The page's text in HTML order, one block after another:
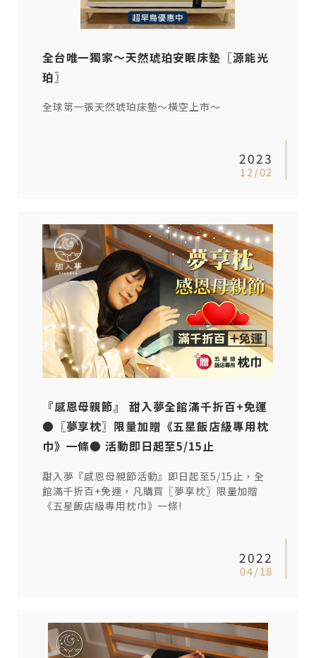
全台唯一獨家〜天然琥珀安眠床墊〖源能光
珀〗
全球第一張天然琥珀床墊〜橫空上市〜
2023
12/02
『感恩母親節』 甜入夢全館滿千折百+免運
●〖夢享枕〗限量加贈《五星飯店級專用枕
巾》一條● 活動即日起至5/15止
甜入夢『感恩母親節活動』即日起至5/15止，全
館滿千折百+免運，凡購買〖夢享枕〗限量加贈
《五星飯店級專用枕巾》一條!
2022
04/18